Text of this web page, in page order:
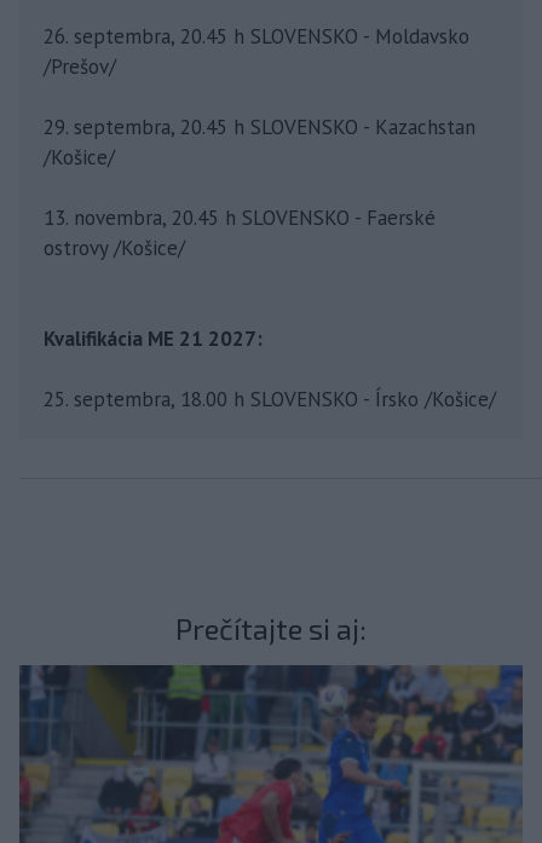
26. septembra, 20.45 h SLOVENSKO - Moldavsko
/Prešov/
29. septembra, 20.45 h SLOVENSKO - Kazachstan
/Košice/
13. novembra, 20.45 h SLOVENSKO - Faerské
ostrovy /Košice/
Kvalifikácia ME 21 2027:
25. septembra, 18.00 h SLOVENSKO - Írsko /Košice/
Prečítajte si aj: